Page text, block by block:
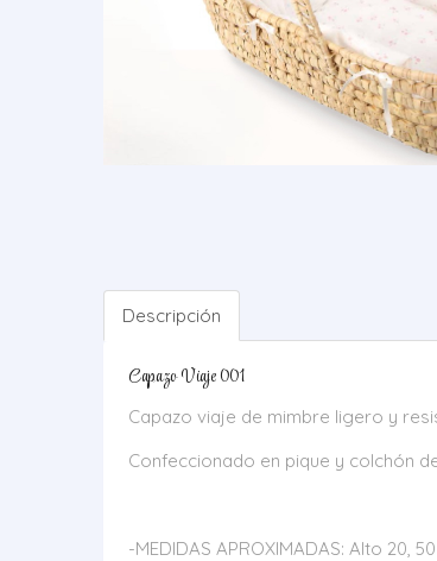
Descripción
Capazo Viaje 001
Capazo viaje de mimbre ligero y
Confeccionado en pique y colchón
-MEDIDAS APROXIMADAS: Alto 20,